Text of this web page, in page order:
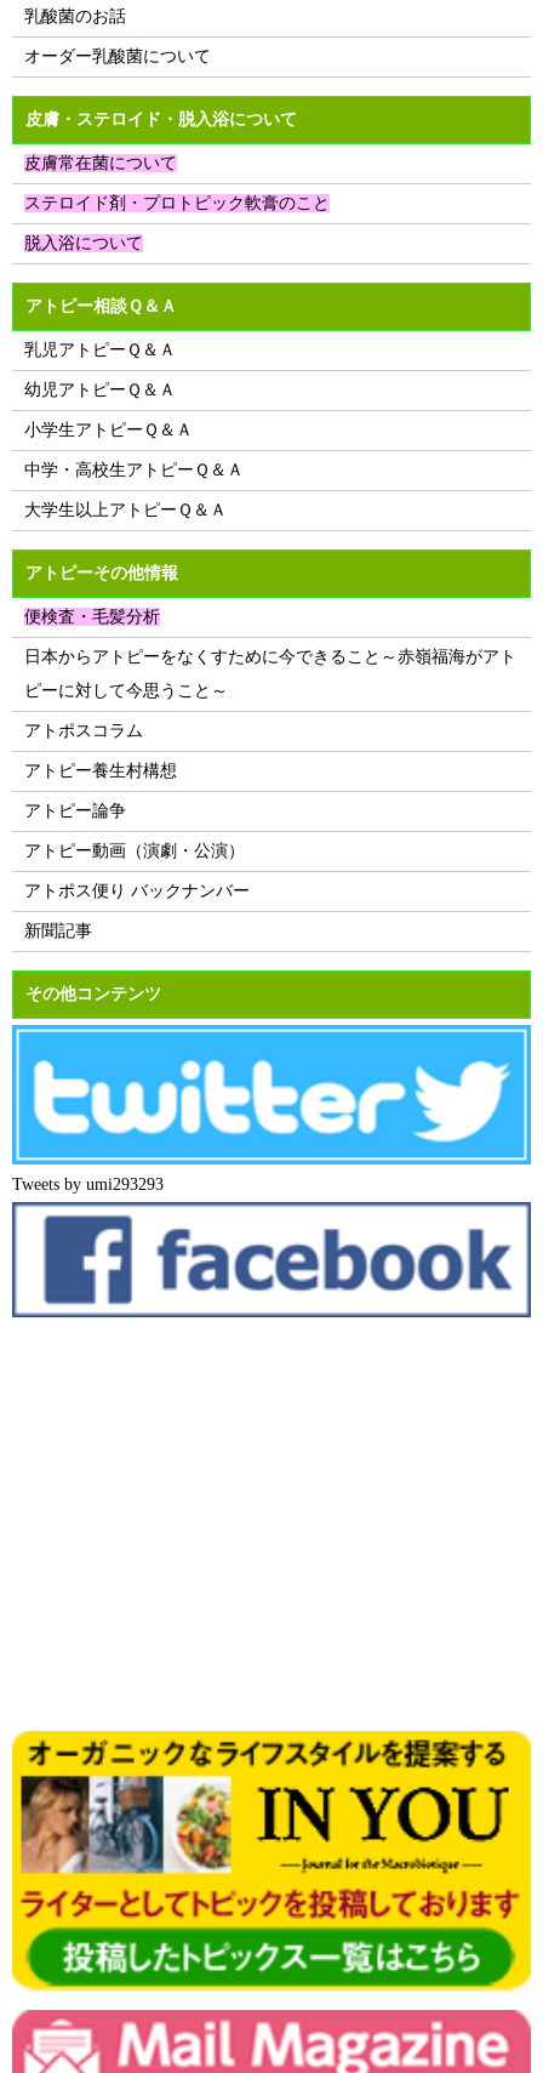
乳酸菌のお話
オーダー乳酸菌について
皮膚・ステロイド・脱入浴について
皮膚常在菌について
ステロイド剤・プロトピック軟膏のこと
脱入浴について
アトピー相談Ｑ＆Ａ
乳児アトピーＱ＆Ａ
幼児アトピーＱ＆Ａ
小学生アトピーＱ＆Ａ
中学・高校生アトピーＱ＆Ａ
大学生以上アトピーＱ＆Ａ
アトピーその他情報
便検査・毛髪分析
日本からアトピーをなくすために今できること～赤嶺福海がアト
ピーに対して今思うこと～
アトポスコラム
アトピー養生村構想
アトピー論争
アトピー動画（演劇・公演）
アトポス便り バックナンバー
新聞記事
その他コンテンツ
Tweets by umi293293